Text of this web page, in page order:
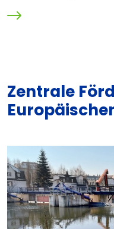
Zentrale